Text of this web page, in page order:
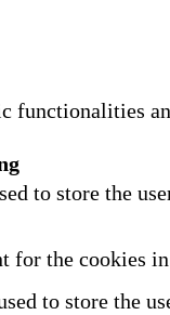
functionalities
to store the
for the cookies
to store the